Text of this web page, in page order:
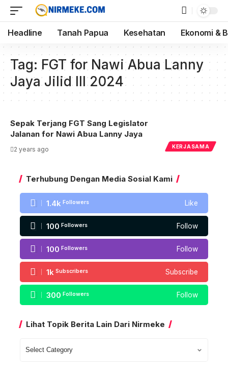
Headline Tanah Papua Kesehatan Ekonomi &
Tag: FGT for Nawi Abua Lanny
Jaya Jilid III 2024
KERJASAMA
Sepak Terjang FGT Sang Legislator
Jalanan for Nawi Abua Lanny Jaya
2 years ago
Terhubung Dengan Media Sosial Kami
1.4k Followers Like
100 Followers Follow
100 Followers Follow
1k Subscribers Subscribe
300 Followers Follow
Lihat Topik Berita Lain Dari Nirmeke